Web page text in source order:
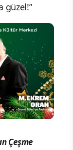
güzel!”
Çeşme